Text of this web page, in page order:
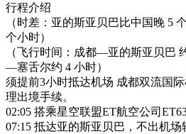
行程介绍
（时差：亚的斯亚贝巴比中国晚 5
个小时）
（飞行时间：成都—亚的斯亚贝巴
—塞舌尔约 4 小时）
须提前3小时抵达机场 成都双流国
理出境手续。
02:05 搭乘星空联盟ET航空公司
07:15 抵达亚的斯亚贝巴，不出机场